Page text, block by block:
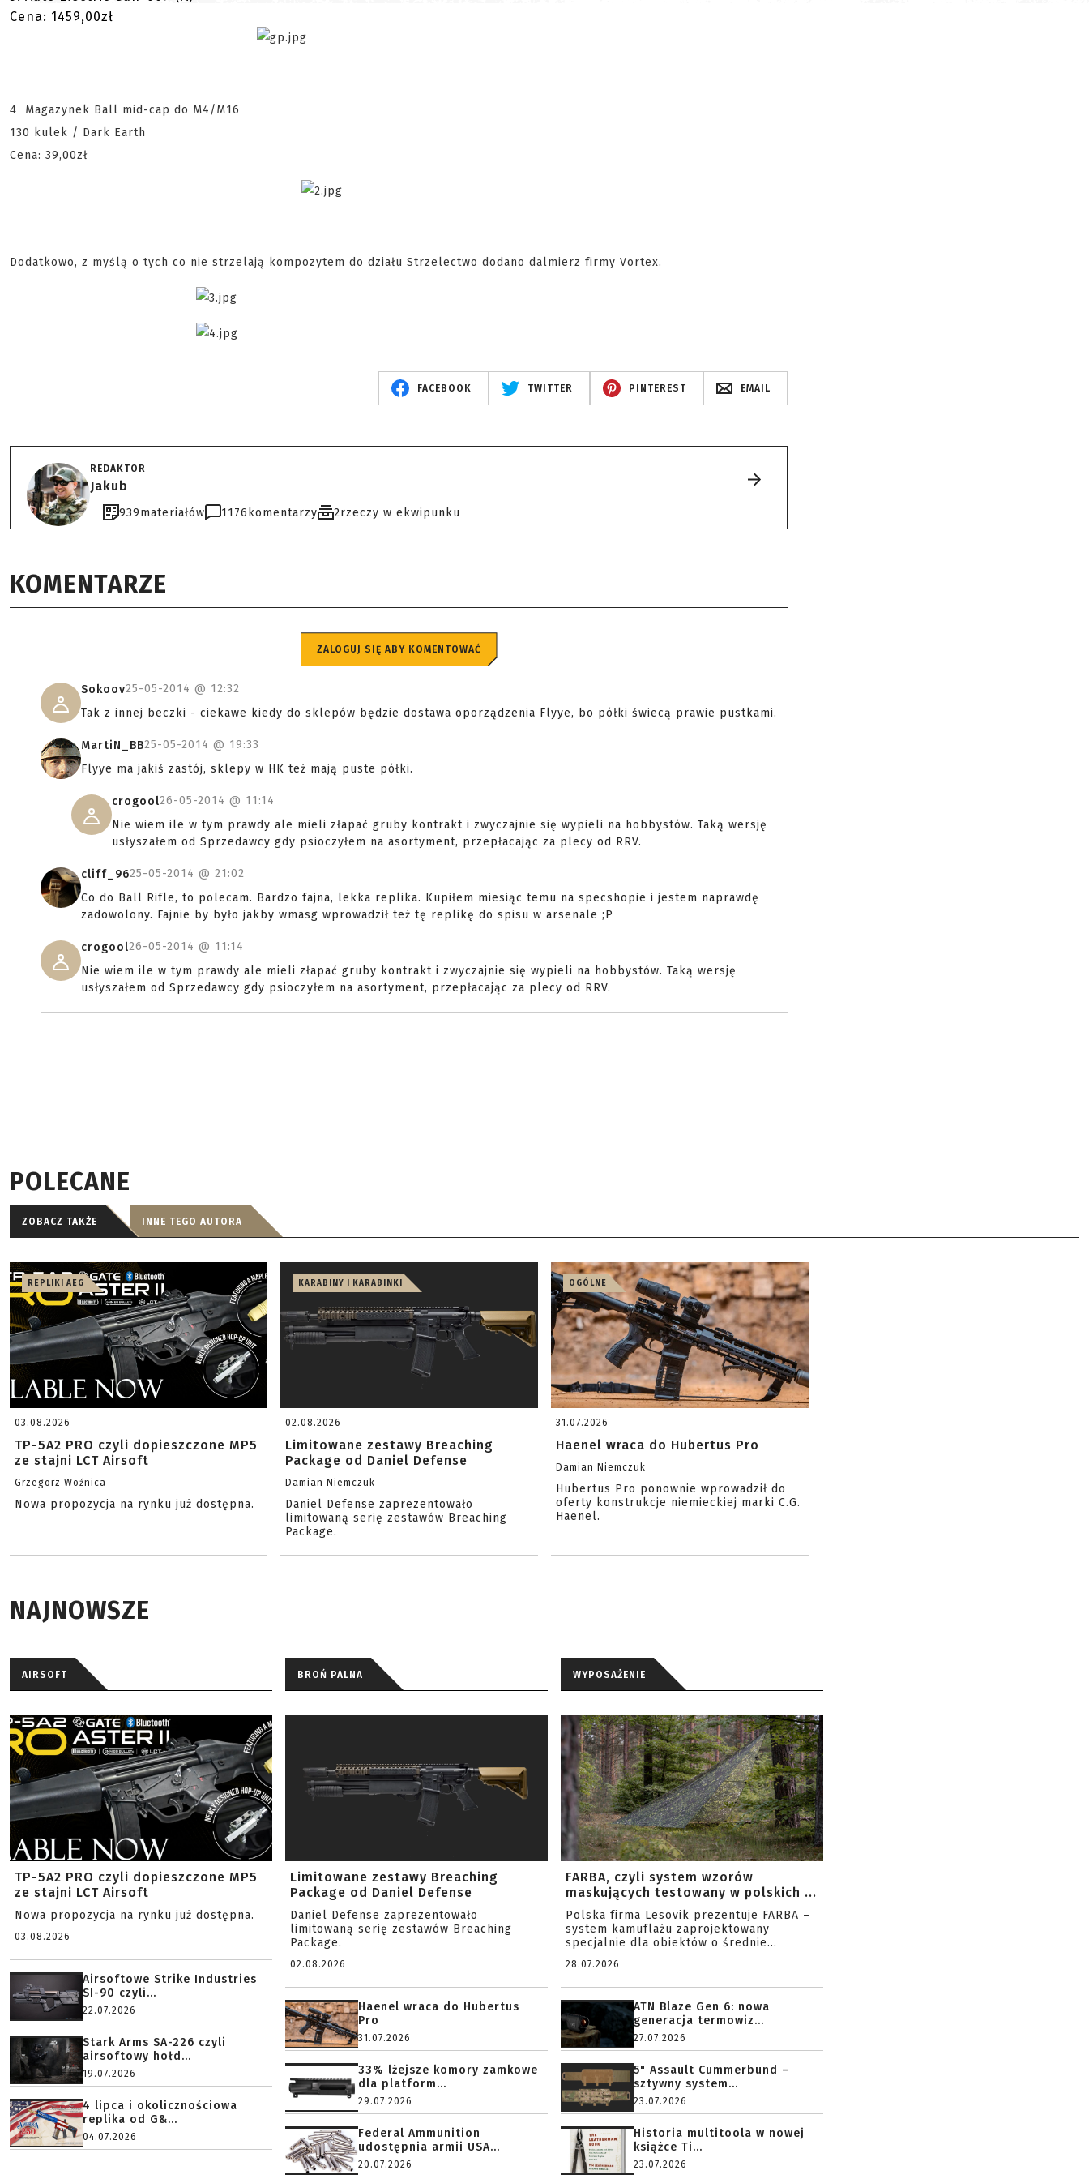
Cena: 1459,00zł
4. Magazynek Ball mid-cap do M4/M16
130 kulek / Dark Earth
Cena: 39,00zł
Dodatkowo, z myślą o tych co nie strzelają kompozytem do działu Strzelectwo dodano dalmierz firmy Vortex.
FACEBOOK TWITTER PINTEREST EMAIL
REDAKTOR
Jakub
939materiałów 1176 komentarzy 2rzeczy w ekwipunku
KOMENTARZE
ZALOGUJ SIĘ ABY KOMENTOWAĆ
Sokoov25-05-2014 @ 12:32
Tak z innej beczki - ciekawe kiedy do sklepów będzie dostawa oporządzenia Flyye, bo półki świecą prawie pustkami.
MartiN_BB25-05-2014 @ 19:33
Flyye ma jakiś zastój, sklepy w HK też mają puste półki.
crogool26-05-2014 @ 11:14
Nie wiem ile w tym prawdy ale mieli złapać gruby kontrakt i zwyczajnie się wypieli na hobbystów. Taką wersję
usłyszałem od Sprzedawcy gdy psioczyłem na asortyment, przepłacając za plecy od RRV.
cliff_9625-05-2014 @ 21:02
Co do Ball Rifle, to polecam. Bardzo fajna, lekka replika. Kupiłem miesiąc temu na specshopie i jestem naprawdę
zadowolony. Fajnie by było jakby wmasg wprowadził też tę replikę do spisu w arsenale ;P
crogool26-05-2014 @ 11:14
Nie wiem ile w tym prawdy ale mieli złapać gruby kontrakt i zwyczajnie się wypieli na hobbystów. Taką wersję
usłyszałem od Sprzedawcy gdy psioczyłem na asortyment, przepłacając za plecy od RRV.
POLECANE
ZOBACZ TAKŻE INNE TEGO AUTORA
REPLIKI AEG
03.08.2026
TP-5A2 PRO czyli dopieszczone MP5
ze stajni LCT Airsoft
Grzegorz Woźnica
Nowa propozycja na rynku już dostępna.
KARABINY I KARABINKI
02.08.2026
Limitowane zestawy Breaching
Package od Daniel Defense
Damian Niemczuk
Daniel Defense zaprezentowało
limitowaną serię zestawów Breaching
Package.
OGÓLNE
31.07.2026
Haenel wraca do Hubertus Pro
Damian Niemczuk
Hubertus Pro ponownie wprowadził do
oferty konstrukcje niemieckiej marki C.G.
Haenel.
NAJNOWSZE
AIRSOFT
TP-5A2 PRO czyli dopieszczone MP5
ze stajni LCT Airsoft
Nowa propozycja na rynku już dostępna.
03.08.2026
Airsoftowe Strike Industries
SI-90 czyli...
22.07.2026
Stark Arms SA-226 czyli
airsoftowy hołd...
19.07.2026
4 lipca i okolicznościowa
replika od G&...
04.07.2026
BROŃ PALNA
Limitowane zestawy Breaching
Package od Daniel Defense
Daniel Defense zaprezentowało
limitowaną serię zestawów Breaching
Package.
02.08.2026
Haenel wraca do Hubertus
Pro
31.07.2026
33% lżejsze komory zamkowe
dla platform...
29.07.2026
Federal Ammunition
udostępnia armii USA...
20.07.2026
WYPOSAŻENIE
FARBA, czyli system wzorów
maskujących testowany w polskich ...
Polska firma Lesovik prezentuje FARBA –
system kamuflażu zaprojektowany
specjalnie dla obiektów o średnie...
28.07.2026
ATN Blaze Gen 6: nowa
generacja termowiz...
27.07.2026
5" Assault Cummerbund –
sztywny system...
23.07.2026
Historia multitoola w nowej
książce Ti...
23.07.2026